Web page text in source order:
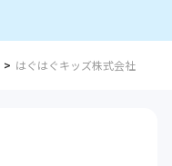
はぐはぐキッズ株式会社